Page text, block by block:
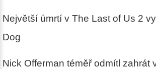
Největší úmrtí v The Last of Us 2
Dog
Nick Offerman téměř odmítl